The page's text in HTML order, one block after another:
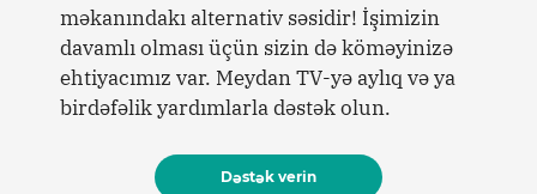
məkanındakı alternativ səsidir! İşimizin
davamlı olması üçün sizin də köməyinizə
ehtiyacımız var. Meydan TV-yə aylıq və ya
birdəfəlik yardımlarla dəstək olun.
Dəstək verin